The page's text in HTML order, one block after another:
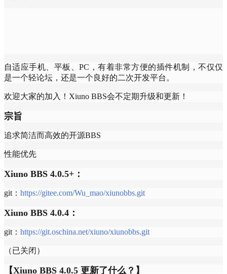
自适应手机、平板、PC，有着非常方便的插件机制，不仅仅
是一个轻论坛，还是一个良好的二次开发平台。
欢迎大家的加入！Xiuno BBS会不定期升级和更新！
宗旨
追求简洁而高效的开源BBS
性能优先
Xiuno BBS 4.0.5+：
git： https://gitee.com/Wu_mao/xiunobbs.git
Xiuno BBS 4.0.4：
git： https://git.oschina.net/xiuno/xiunobbs.git
（已关闭）
【Xiuno BBS 4.0.5 更新了什么？】